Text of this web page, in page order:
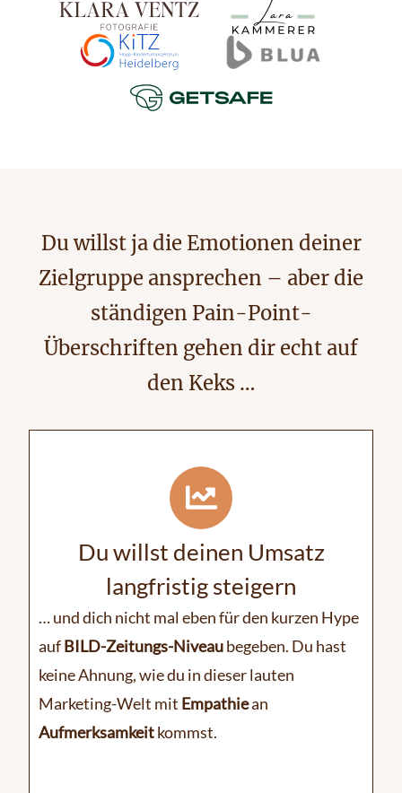
Du willst ja die Emotionen deiner
Zielgruppe ansprechen – aber die
ständigen Pain-Point-
Überschriften gehen dir echt auf
den Keks …
Du willst deinen Umsatz
langfristig steigern
… und dich nicht mal eben für den kurzen Hype
aufBILD-Zeitungs-Niveaubegeben. Du hast
keine Ahnung, wie du in dieser lauten
Marketing-Welt mit Empathiean
Aufmerksamkeitkommst.